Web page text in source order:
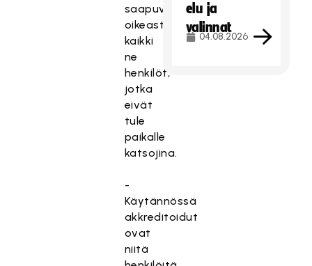
saapuvat
oikeastaan
kaikki
ne
henkilöt,
jotka
eivät
tule
paikalle
katsojina.
-
Käytännössä
akkreditoidut
ovat
niitä
elu ja
valinnat
04.08.2026